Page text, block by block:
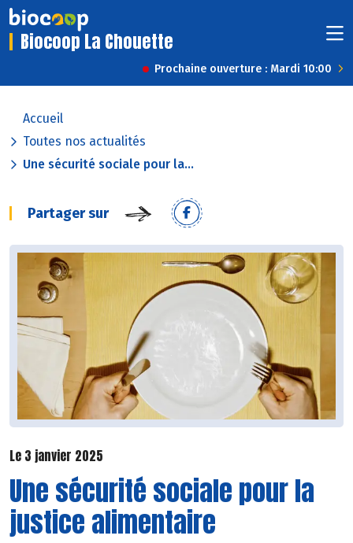
Biocoop La Chouette
Prochaine ouverture : Mardi 10:00
Accueil
Toutes nos actualités
Une sécurité sociale pour la...
Partager sur
Le 3 janvier 2025
Une sécurité sociale pour la
justice alimentaire